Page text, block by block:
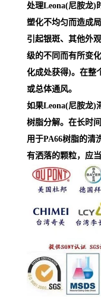
处理Leona(尼胺龙)
塑化不均匀而造成
引起银斑、其他外
级的不同而有所变
化成处获得)。在整
或总体通风。
如果Leona(尼胺龙)
树脂分解。在长时
用于PA66树脂的清
有洒落的颗粒，应